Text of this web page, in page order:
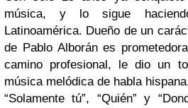
música, y lo sigue
Latinoamérica. Dueño de un
de Pablo Alborán es
camino profesional, le dio un
música melódica de habla
“Solamente tú”, “Quién” y